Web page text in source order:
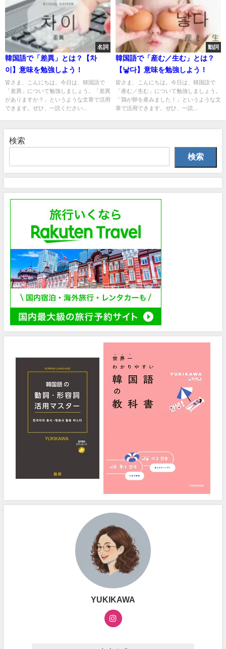
名詞
韓国語で「差異」とは？【차
이】意味を勉強しよう！
皆さま、こんにちは。今日は、韓国語で
「差異」について勉強しましょう。「差異
がありますか？」というような文章で活用
できます。ぜひ、一読ください...
動詞
韓国語で「産む／生む」とは？
【낳다】意味を勉強しよう！
皆さま、こんにちは。今日は、韓国語で
「産む／生む」について勉強しましょう。
「鶏が卵を産みました！」というような文
章で活用できます。ぜひ、一読...
検索
検索
YUKIKAWA